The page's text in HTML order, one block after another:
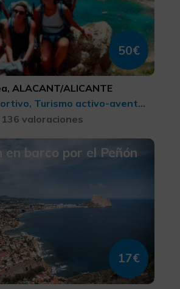
50€
ALACANT/ALICANTE
Turismo deportivo, Turismo activo-aventura
136 valoraciones
en barco por el Peñón
17€